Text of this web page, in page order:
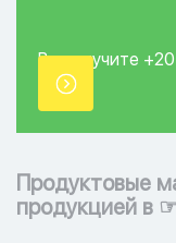
Вы получите +20
точки.
Продуктовые
продукцией в